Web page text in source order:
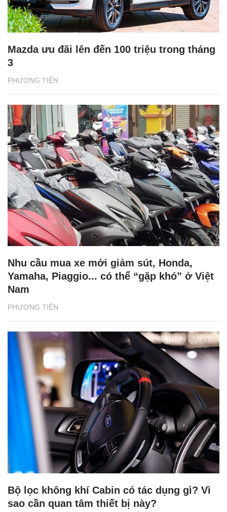
PHƯƠNG TIỆN
Mazda ưu đãi lên đến 100 triệu trong tháng
3
PHƯƠNG TIỆN
Nhu cầu mua xe mới giảm sút, Honda,
Yamaha, Piaggio... có thể “gặp khó” ở Việt
Nam
Bộ lọc không khí Cabin có tác dụng gì? Vì
sao cần quan tâm thiết bị này?